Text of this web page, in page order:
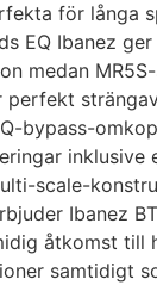
för långa
EQ Ibanez
medan
perfekt
bypass-
inklusive
scale-
Ibanez
åtkomst till
samtidigt